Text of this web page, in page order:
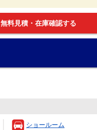
無料見積・在庫確認する
ショールーム